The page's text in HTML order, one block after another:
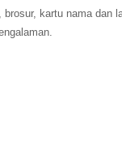
kartu nama dan